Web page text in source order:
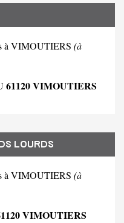
à VIMOUTIERS (à
61120 VIMOUTIERS
LOURDS
à VIMOUTIERS (à
VIMOUTIERS